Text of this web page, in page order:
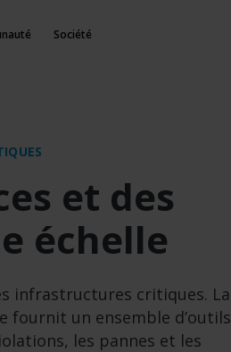
Société
et des
échelle
infrastructures critiques. La
fournit un ensemble d’outils
les pannes et les